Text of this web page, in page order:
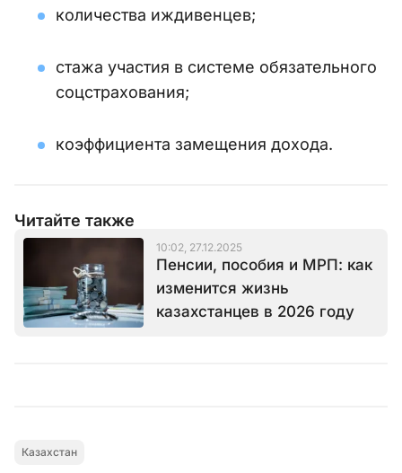
количества иждивенцев;
стажа участия в системе обязательного
соцстрахования;
коэффициента замещения дохода.
Читайте также
10:02, 27.12.2025
Пенсии, пособия и МРП: как
изменится жизнь
казахстанцев в 2026 году
Казахстан